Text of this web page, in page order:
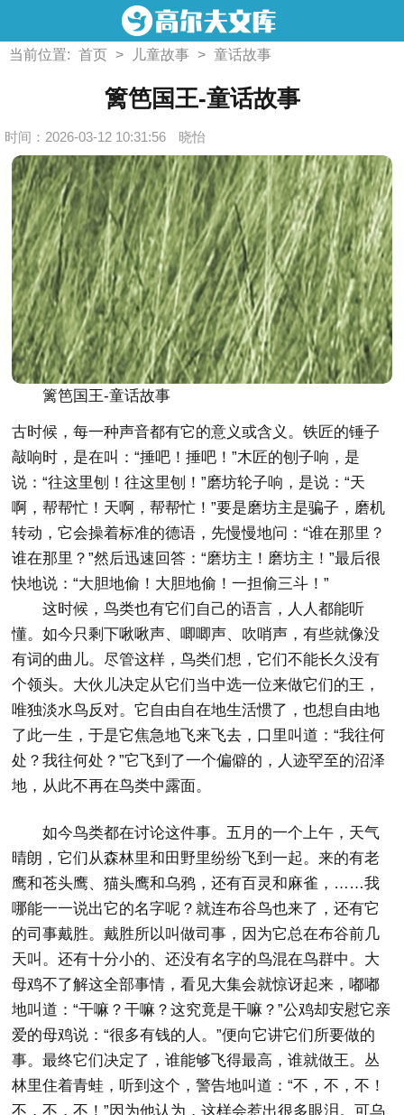
当前位置: 首页 > 儿童故事 > 童话故事
篱笆国王-童话故事
时间：2026-03-12 10:31:56 晓怡
篱笆国王-童话故事
古时候，每一种声音都有它的意义或含义。铁匠的锤子
敲响时，是在叫：“捶吧！捶吧！”木匠的刨子响，是
说：“往这里刨！往这里刨！”磨坊轮子响，是说：“天
啊，帮帮忙！天啊，帮帮忙！”要是磨坊主是骗子，磨机
转动，它会操着标准的德语，先慢慢地问：“谁在那里？
谁在那里？”然后迅速回答：“磨坊主！磨坊主！”最后很
快地说：“大胆地偷！大胆地偷！一担偷三斗！”
这时候，鸟类也有它们自己的语言，人人都能听
懂。如今只剩下啾啾声、唧唧声、吹哨声，有些就像没
有词的曲儿。尽管这样，鸟类们想，它们不能长久没有
个领头。大伙儿决定从它们当中选一位来做它们的王，
唯独淡水鸟反对。它自由自在地生活惯了，也想自由地
了此一生，于是它焦急地飞来飞去，口里叫道：“我往何
处？我往何处？”它飞到了一个偏僻的，人迹罕至的沼泽
地，从此不再在鸟类中露面。
如今鸟类都在讨论这件事。五月的一个上午，天气
晴朗，它们从森林里和田野里纷纷飞到一起。来的有老
鹰和苍头鹰、猫头鹰和乌鸦，还有百灵和麻雀，……我
哪能一一说出它的名字呢？就连布谷鸟也来了，还有它
的司事戴胜。戴胜所以叫做司事，因为它总在布谷前几
天叫。还有十分小的、还没有名字的鸟混在鸟群中。大
母鸡不了解这全部事情，看见大集会就惊讶起来，嘟嘟
地叫道：“干嘛？干嘛？这究竟是干嘛？”公鸡却安慰它亲
爱的母鸡说：“很多有钱的人。”便向它讲它们所要做的
事。最终它们决定了，谁能够飞得最高，谁就做王。丛
林里住着青蛙，听到这个，警告地叫道：“不，不，不！
不，不，不！”因为他认为，这样会惹出很多眼泪。可乌